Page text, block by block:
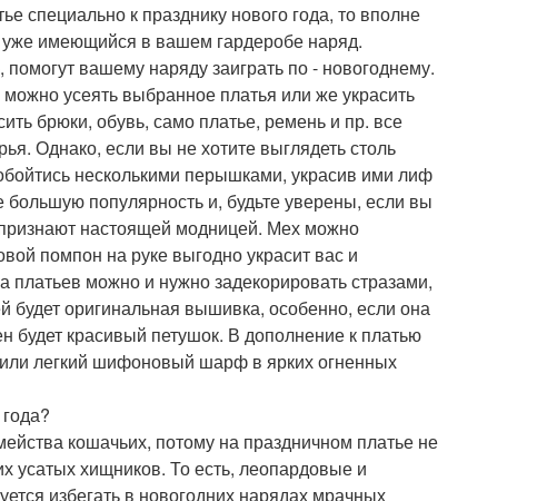
специально к празднику нового года, то вполне
имеющийся в вашем гардеробе наряд.
вашему наряду заиграть по - новогоднему.
усеять выбранное платья или же украсить
брюки, обувь, само платье, ремень и пр. все
Однако, если вы не хотите выглядеть столь
несколькими перышками, украсив ими лиф
популярность и, будьте уверены, если вы
настоящей модницей. Мех можно
помпон на руке выгодно украсит вас и
можно и нужно задекорировать стразами,
оригинальная вышивка, особенно, если она
будет красивый петушок. В дополнение к платью
легкий шифоновый шарф в ярких огненных
кошачьих, потому на праздничном платье не
усатых хищников. То есть, леопардовые и
избегать в новогодних нарядах мрачных